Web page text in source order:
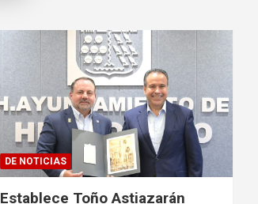
DE NOTICIAS
Establece Toño Astiazarán